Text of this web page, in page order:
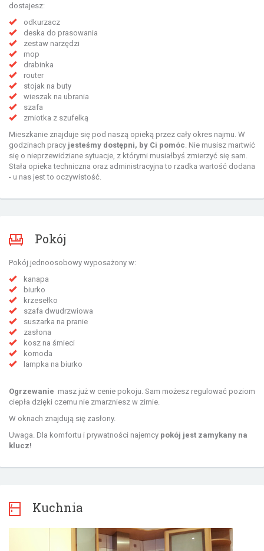
dostajesz:
odkurzacz
deska do prasowania
zestaw narzędzi
mop
drabinka
router
stojak na buty
wieszak na ubrania
szafa
zmiotka z szufelką
Mieszkanie znajduje się pod naszą opieką przez cały okres najmu. W
godzinach pracy jesteśmy dostępni, by Ci pomóc . Nie musisz martwić
się o nieprzewidziane sytuacje, z którymi musiałbyś zmierzyć się sam.
Stała opieka techniczna oraz administracyjna to rzadka wartość dodana
- u nas jest to oczywistość.
Pokój
Pokój jednoosobowy wyposażony w:
kanapa
biurko
krzesełko
szafa dwudrzwiowa
suszarka na pranie
zasłona
kosz na śmieci
komoda
lampka na biurko
Ogrzewanie masz już w cenie pokoju. Sam możesz regulować poziom
ciepła dzięki czemu nie zmarzniesz w zimie.
W oknach znajdują się zasłony.
Uwaga. Dla komfortu i prywatności najemcy pokój jest zamykany na
klucz!
Kuchnia